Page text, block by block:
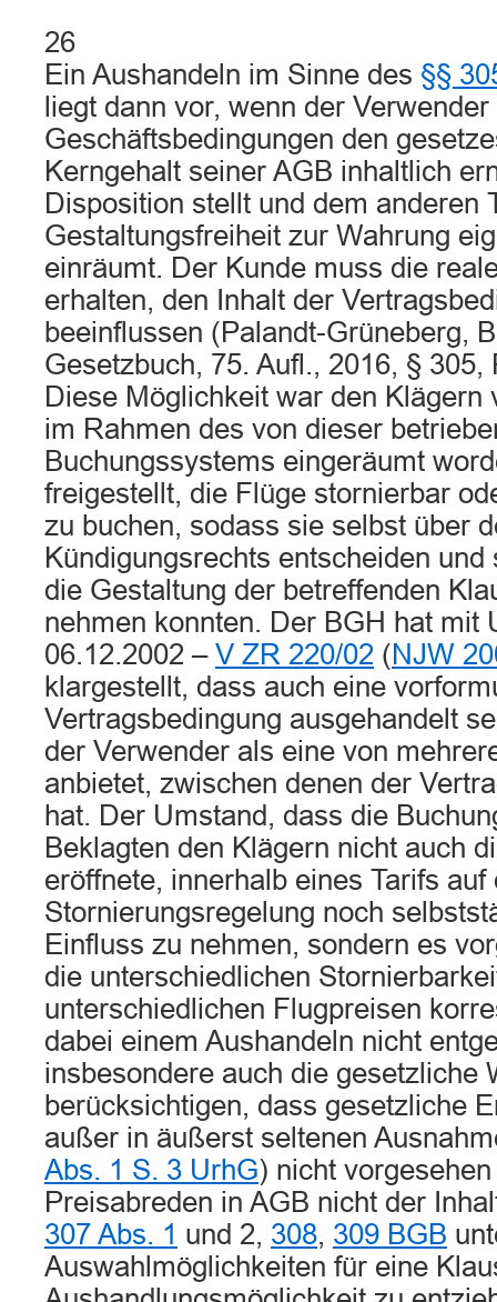
26
Ein Aushandeln im Sinne des §§
liegt dann vor, wenn der Verwender
Geschäftsbedingungen den
Kerngehalt seiner AGB inhaltlich
Disposition stellt und dem anderen
Gestaltungsfreiheit zur Wahrung
einräumt. Der Kunde muss die
erhalten, den Inhalt der
beeinflussen (Palandt-Grüneberg,
Gesetzbuch, 75. Aufl., 2016, § 305,
Diese Möglichkeit war den Klägern
im Rahmen des von dieser
Buchungssystems eingeräumt
freigestellt, die Flüge stornierbar
zu buchen, sodass sie selbst über
Kündigungsrechts entscheiden
die Gestaltung der betreffenden
nehmen konnten. Der BGH hat mit
06.12.2002 – V ZR 220/02 (NJW
klargestellt, dass auch eine
Vertragsbedingung ausgehandelt
der Verwender als eine von
anbietet, zwischen denen der
hat. Der Umstand, dass die
Beklagten den Klägern nicht auch
eröffnete, innerhalb eines Tarifs auf
Stornierungsregelung noch
Einfluss zu nehmen, sondern es
die unterschiedlichen
unterschiedlichen Flugpreisen
dabei einem Aushandeln nicht
insbesondere auch die gesetzliche
berücksichtigen, dass gesetzliche
außer in äußerst seltenen
Abs. 1 S. 3 UrhG) nicht
Preisabreden in AGB nicht der
307 Abs. 1 und 2, 308, 309 BGB
Auswahlmöglichkeiten für eine